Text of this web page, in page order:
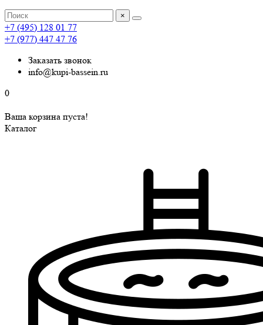
×
+7 (495) 128 01 77
+7 (977) 447 47 76
Заказать звонок
info@kupi-bassein.ru
0
Ваша корзина пуста!
Каталог